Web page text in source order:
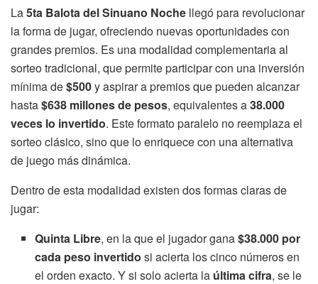
La5ta Balota del Sinuano Noche llegó para revolucionar
la forma de jugar, ofreciendo nuevas oportunidades con
grandes premios. Es una modalidad complementaria al
sorteo tradicional, que permite participar con una inversión
mínima de$500y aspirar a premios que pueden alcanzar
hasta$638 millones de pesos, equivalentes a38.000
veces lo invertido. Este formato paralelo no reemplaza el
sorteo clásico, sino que lo enriquece con una alternativa
de juego más dinámica.
Dentro de esta modalidad existen dos formas claras de
jugar:
Quinta Libre, en la que el jugador gana$38.000 por
cada peso invertido si acierta los cinco números en
el orden exacto. Y si solo acierta la última cifra, se le